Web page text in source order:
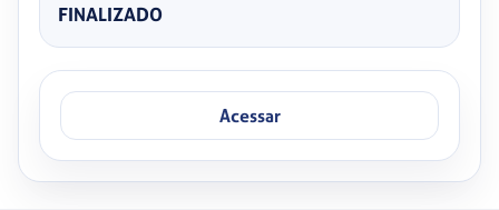
FINALIZADO
Acessar